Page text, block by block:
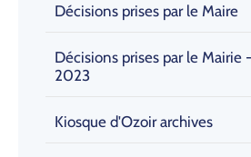
Décisions prises par le Maire
Décisions prises par le Mairie -
2023
Kiosque d'Ozoir archives